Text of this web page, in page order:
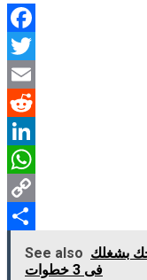
Facebook
Twitter
Email
Reddit
LinkedIn
WhatsApp
Copy
Link
Share
See also بشغلك
فى 3 خطوات